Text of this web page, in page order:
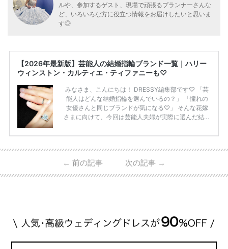
ルや、参加するゲスト、現場で頑張るプランナーさんな
ど、いろいろな方に役立つ情報をお届けしたいと思いま
す◎
【2026年最新版】芸能人の結婚指輪ブランド一覧｜ハリー
ウィンストン・カルティエ・ティファニーも♡
みなさま、こんにちは！ DRESSY編集部です♡ 「芸
能人はどんな結婚指輪を選んでいるの？」 「憧れの
女優さんと同じブランドが気になる♡」 そんな花嫁
さまに向けて、今回は芸能人夫婦が実際に選んだ結婚
ーウィンストンやカルティエ、ティファニーなど世界
日本で人気のブランドまで幅広くご紹介。 さらに、
・愛用している芸能人夫婦 ・リングの特徴や魅力 ・
← 前の記事 次の記事 →